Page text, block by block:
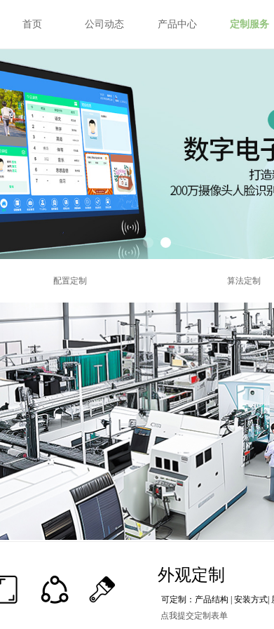
首页 公司动态 产品中心 定制服务
配置定制 算法定制
可定制：产品结构 | 安装方式|
外观定制
点我提交定制表单